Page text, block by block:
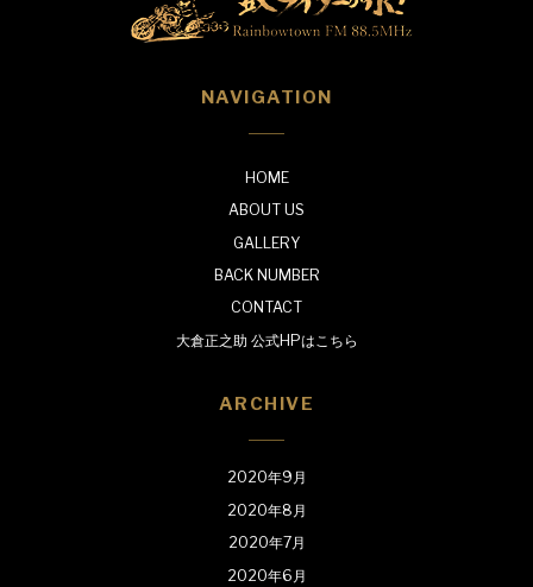
NAVIGATION
HOME
ABOUT US
GALLERY
BACK NUMBER
CONTACT
大倉正之助 公式HPはこちら
ARCHIVE
2020年9月
2020年8月
2020年7月
2020年6月